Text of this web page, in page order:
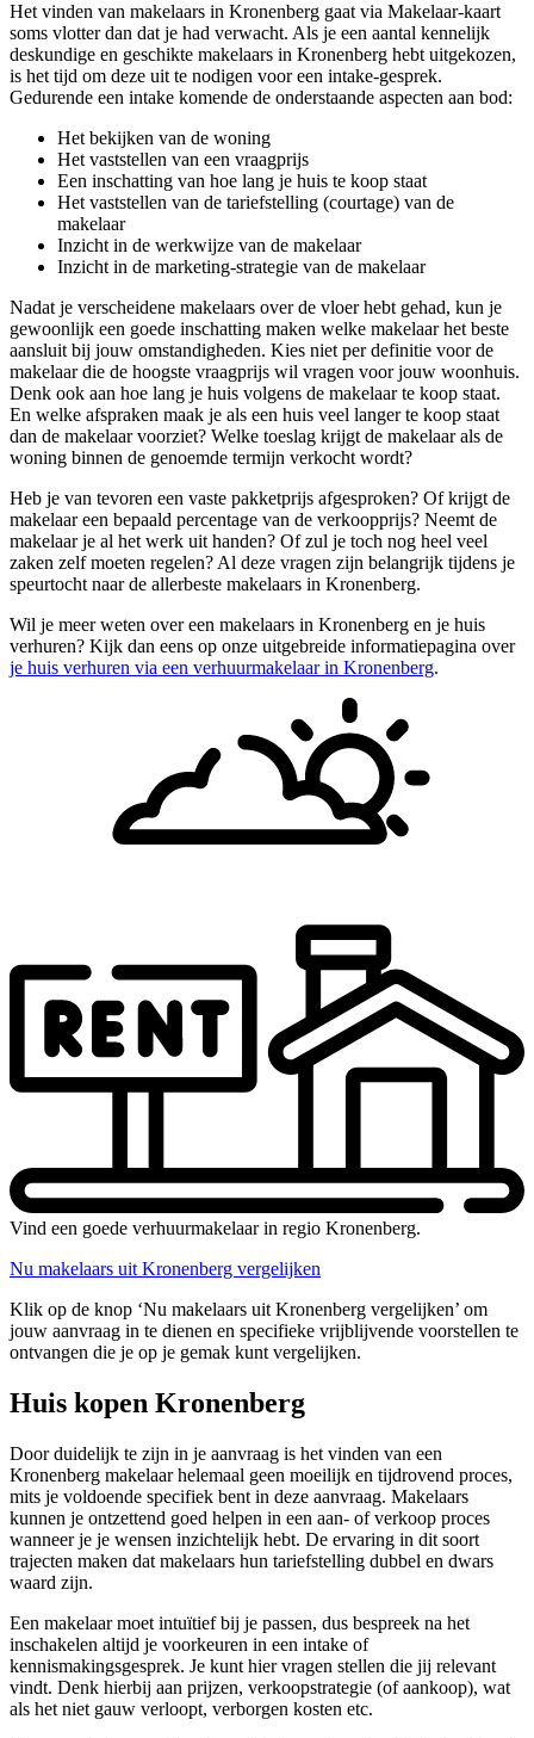
Het vinden van makelaars in Kronenberg gaat via Makelaar-kaart
soms vlotter dan dat je had verwacht. Als je een aantal kennelijk
deskundige en geschikte makelaars in Kronenberg hebt uitgekozen,
is het tijd om deze uit te nodigen voor een intake-gesprek.
Gedurende een intake komende de onderstaande aspecten aan bod:
Het bekijken van de woning
Het vaststellen van een vraagprijs
Een inschatting van hoe lang je huis te koop staat
Het vaststellen van de tariefstelling (courtage) van de
makelaar
Inzicht in de werkwijze van de makelaar
Inzicht in de marketing-strategie van de makelaar
Nadat je verscheidene makelaars over de vloer hebt gehad, kun je
gewoonlijk een goede inschatting maken welke makelaar het beste
aansluit bij jouw omstandigheden. Kies niet per definitie voor de
makelaar die de hoogste vraagprijs wil vragen voor jouw woonhuis.
Denk ook aan hoe lang je huis volgens de makelaar te koop staat.
En welke afspraken maak je als een huis veel langer te koop staat
dan de makelaar voorziet? Welke toeslag krijgt de makelaar als de
woning binnen de genoemde termijn verkocht wordt?
Heb je van tevoren een vaste pakketprijs afgesproken? Of krijgt de
makelaar een bepaald percentage van de verkoopprijs? Neemt de
makelaar je al het werk uit handen? Of zul je toch nog heel veel
zaken zelf moeten regelen? Al deze vragen zijn belangrijk tijdens je
speurtocht naar de allerbeste makelaars in Kronenberg.
Wil je meer weten over een makelaars in Kronenberg en je huis
verhuren? Kijk dan eens op onze uitgebreide informatiepagina over
je huis verhuren via een verhuurmakelaar in Kronenberg.
Vind een goede verhuurmakelaar in regio Kronenberg.
Nu makelaars uit Kronenberg vergelijken
Klik op de knop ‘Nu makelaars uit Kronenberg vergelijken’ om
jouw aanvraag in te dienen en specifieke vrijblijvende voorstellen te
ontvangen die je op je gemak kunt vergelijken.
Huis kopen Kronenberg
Door duidelijk te zijn in je aanvraag is het vinden van een
Kronenberg makelaar helemaal geen moeilijk en tijdrovend proces,
mits je voldoende specifiek bent in deze aanvraag. Makelaars
kunnen je ontzettend goed helpen in een aan- of verkoop proces
wanneer je je wensen inzichtelijk hebt. De ervaring in dit soort
trajecten maken dat makelaars hun tariefstelling dubbel en dwars
waard zijn.
Een makelaar moet intuïtief bij je passen, dus bespreek na het
inschakelen altijd je voorkeuren in een intake of
kennismakingsgesprek. Je kunt hier vragen stellen die jij relevant
vindt. Denk hierbij aan prijzen, verkoopstrategie (of aankoop), wat
als het niet gauw verloopt, verborgen kosten etc.